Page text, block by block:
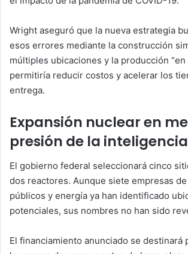
Wright aseguró que la nueva estrategia
esos errores mediante la construcción
múltiples ubicaciones y la producción “en
permitiría reducir costos y acelerar los
entrega.
Expansión nuclear en
presión de la
El gobierno federal seleccionará cinco
dos reactores. Aunque siete empresas
públicos y energía ya han identificado
potenciales, sus nombres no han sido
El financiamiento anunciado se destinará